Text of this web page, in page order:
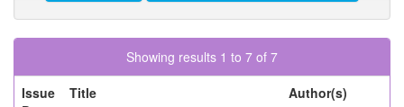
Showing results 1 to 7 of 7
Issue
Title Author(s)